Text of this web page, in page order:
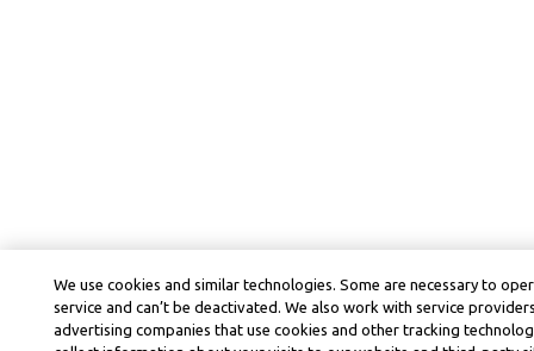
We use cookies and similar technologies. Some are necessary to
service and can’t be deactivated. We also work with service
advertising companies that use cookies and other tracking